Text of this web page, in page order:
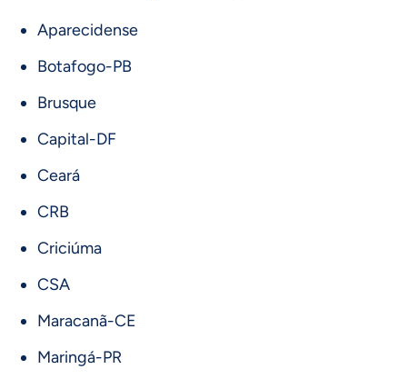
Aparecidense
Botafogo-PB
Brusque
Capital-DF
Ceará
CRB
Criciúma
CSA
Maracanã-CE
Maringá-PR